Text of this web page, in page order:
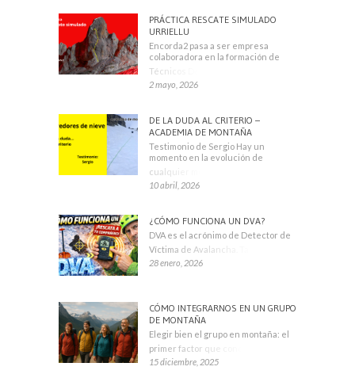
PRÁCTICA RESCATE SIMULADO
URRIELLU
Encorda2 pasa a ser empresa
colaboradora en la formación de
Técnicos Deportivos
2 mayo, 2026
DE LA DUDA AL CRITERIO –
ACADEMIA DE MONTAÑA
Testimonio de Sergio Hay un
momento en la evolución de
cualquier montañero
10 abril, 2026
¿CÓMO FUNCIONA UN DVA?
DVA es el acrónimo de Detector de
Víctima de Avalancha. También se
28 enero, 2026
CÓMO INTEGRARNOS EN UN GRUPO
DE MONTAÑA
Elegir bien el grupo en montaña: el
primer factor que condiciona tu
15 diciembre, 2025